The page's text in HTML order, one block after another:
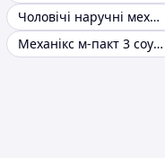
Чоловічі наручні механіки
Механікс м-пакт 3 coyote